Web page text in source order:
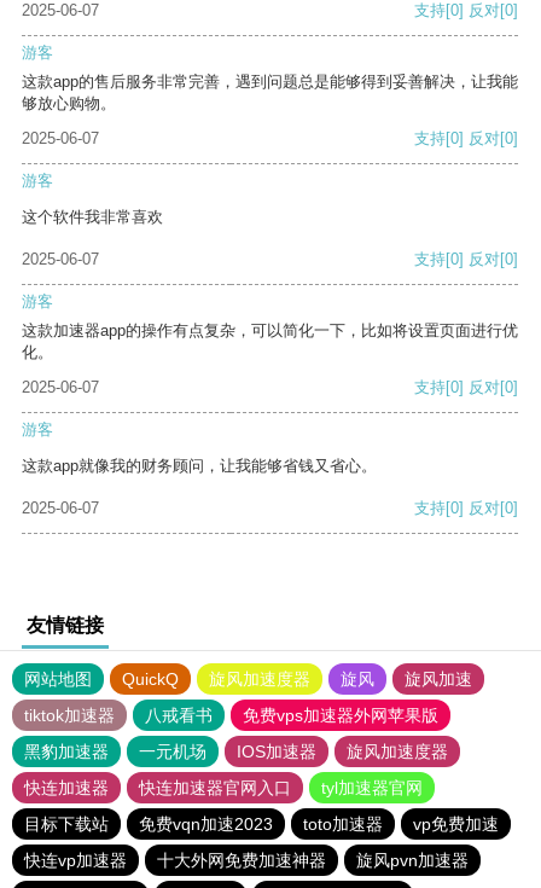
2025-06-07 支持[0] 反对[0]
游客
这款app的售后服务非常完善，遇到问题总是能够得到妥善解决，让我能
够放心购物。
2025-06-07
支持[0] 反对[0]
游客
这个软件我非常喜欢
2025-06-07 支持[0] 反对[0]
游客
这款加速器app的操作有点复杂，可以简化一下，比如将设置页面进行优
化。
2025-06-07
支持[0] 反对[0]
游客
这款app就像我的财务顾问，让我能够省钱又省心。
2025-06-07 支持[0] 反对[0]
友情链接
网站地图 QuickQ 旋风加速度器 旋风
旋风加速
tiktok加速器
八戒看书
免费vps加速器外网苹果版
黑豹加速器
一元机场 IOS加速器
旋风加速度器
快连加速器
快连加速器官网入口
tyl加速器官网
目标下载站
免费vqn加速2023 toto加速器
vp免费加速
快连vp加速器
十大外网免费加速神器
旋风pvn加速器